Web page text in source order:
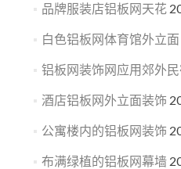
品牌服装店铝板网天花
白色铝板网体育馆外立面
铝板网装饰网应用郊外
酒店铝板网外立面装饰
公寓楼内的铝板网装饰
布满绿植的铝板网幕墙